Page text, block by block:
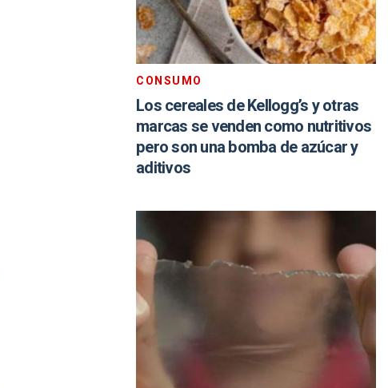
CONSUMO
Los cereales de Kellogg’s y otras
marcas se venden como nutritivos
pero son una bomba de azúcar y
aditivos